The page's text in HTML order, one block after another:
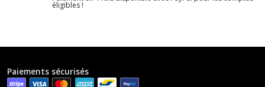
éligibles !
Paiements sécurisés